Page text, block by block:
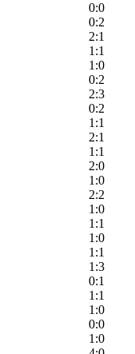
0:0
0:2
2:1
1:1
1:0
0:2
2:3
0:2
1:1
2:1
1:1
2:0
1:0
2:2
1:0
1:1
1:0
1:1
1:3
0:1
1:1
1:0
0:0
1:0